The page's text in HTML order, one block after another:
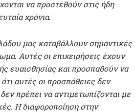
να προστεθούν στις ήδη
χρόνια.
μας καταβάλλουν σημαντικές
Αυτές οι επιχειρήσεις έχουν
ευαισθησίας και προσπαθούν να
αυτές οι προσπάθειες δεν
πρέπει να αντιμετωπίζονται με
Η διαφοροποίηση στην